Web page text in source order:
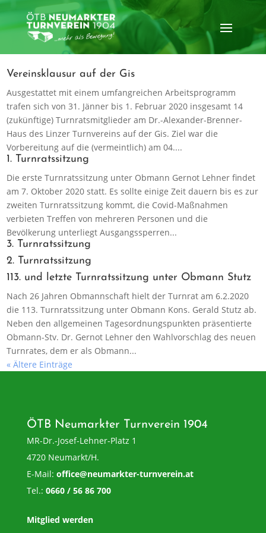
Vereinsklausur auf der Gis
Ausgestattet mit einem umfangreichen Arbeitsprogramm
trafen sich von 31. Jänner bis 1. Februar 2020 insgesamt 14
(zukünftige) Turnratsmitglieder am Dr.-Alexander-Brenner-
Haus des Linzer Turnvereins auf der Gis. Ziel war die
Vorbereitung auf die (vermeintlich) am 04....
1. Turnratssitzung
Die erste Turnratssitzung unter Obmann Gernot Lehner findet
am 7. Oktober 2020 statt. Es sollte einige Zeit dauern bis es zur
zweiten Turnratssitzung kommt, die Covid-Maßnahmen
verbieten Treffen von mehreren Personen und die
Bevölkerung unterliegt Ausgangssperren...
3. Turnratssitzung
2. Turnratssitzung
113. und letzte Turnratssitzung unter Obmann Stutz
Nach 26 Jahren Obmannschaft hielt der Turnrat am 6.2.2020
die 113. Turnratssitzung unter Obmann Kons. Gerald Stutz ab.
Neben den allgemeinen Tagesordnungspunkten präsentierte
Obmann-Stv. Dr. Gernot Lehner den Wahlvorschlag des neuen
Turnrates, dem er als Obmann...
« Ältere Einträge
ÖTB Neumarkter Turnverein 1904
MR-Dr.-Josef-Lehner-Platz 1
4720 Neumarkt/H.
E-Mail: office@neumarkter-turnverein.at
Tel.: 0660 / 56 86 700
Mitglied werden